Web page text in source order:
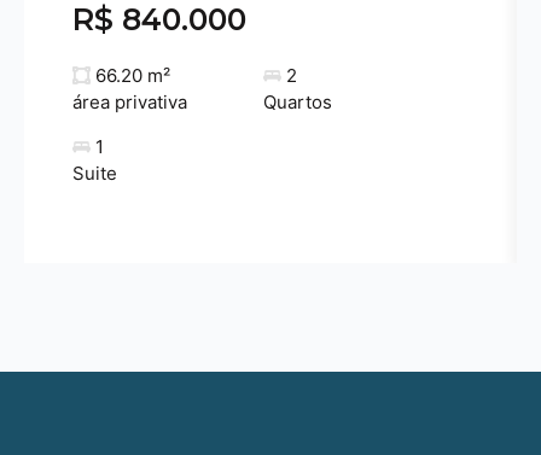
R$ 840.000
66.20 m²
área privativa
2
Quartos
1
Suite